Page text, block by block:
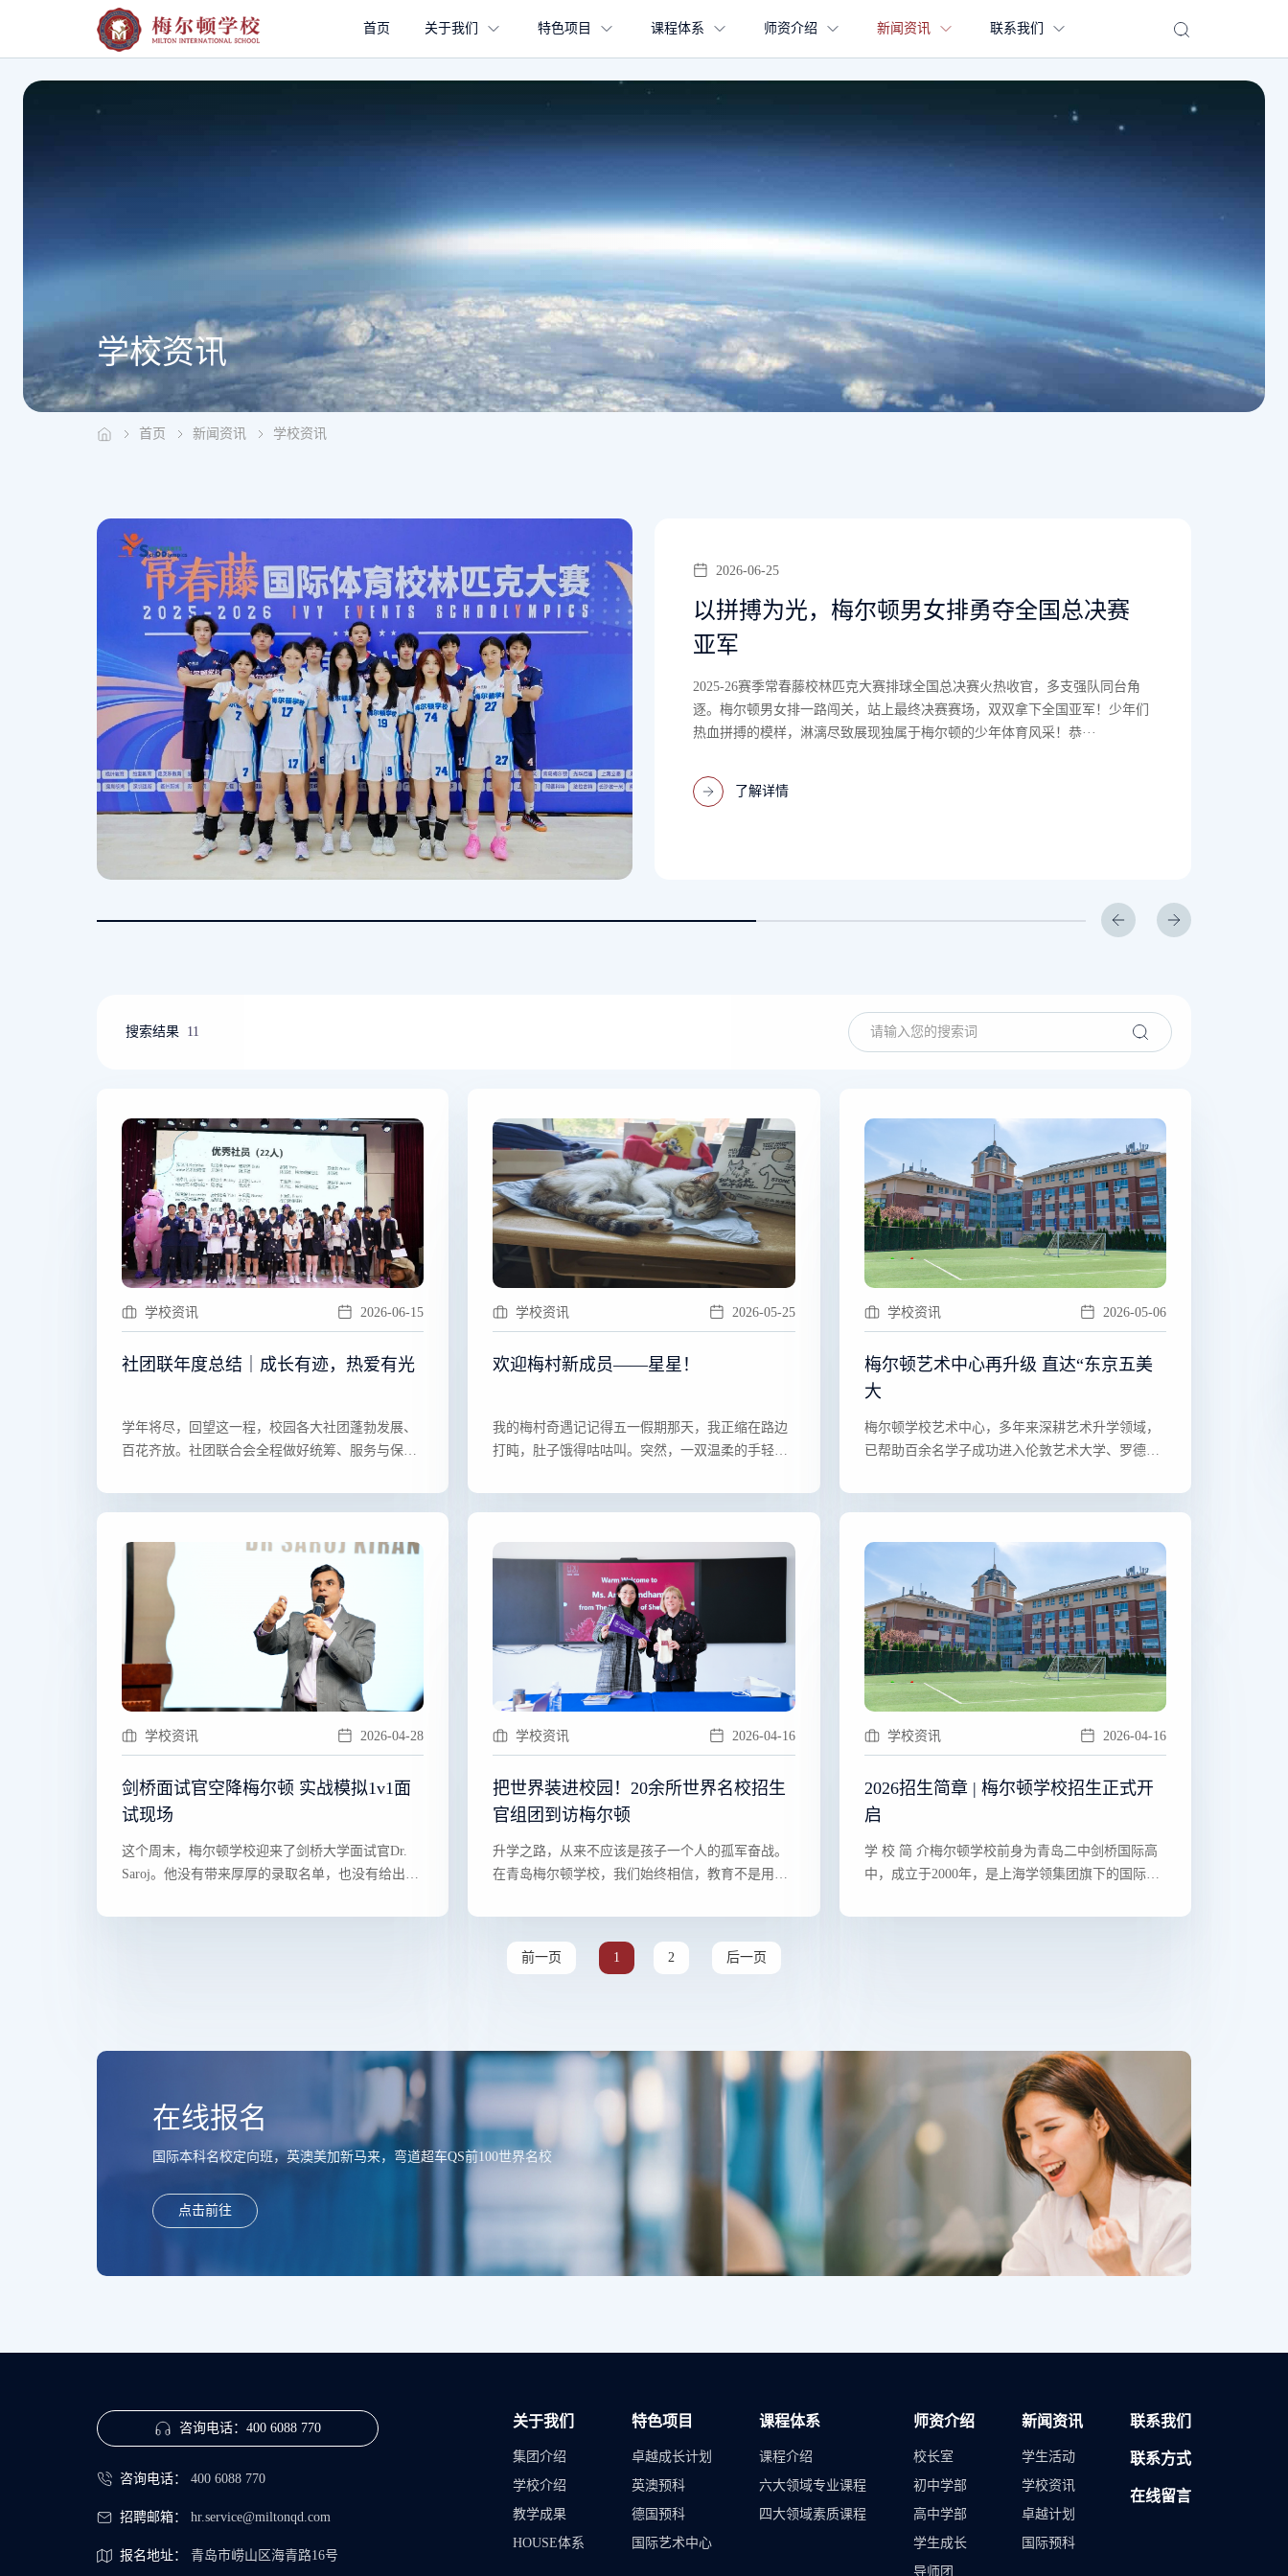
首页 关于我们 特色项目 课程体系 师资介绍 新闻资讯 联系我们
学校资讯
首页 新闻资讯 学校资讯
以拼搏为光，梅尔顿男女排勇夺全国总决赛
亚军
​2025-26赛季常春藤校林匹克大赛排球全国总决赛火热收官，多支强队同台角
逐。梅尔顿男女排一路闯关，站上最终决赛赛场，双双拿下全国亚军！少年们
热血拼搏的模样，淋漓尽致展现独属于梅尔顿的少年体育风采！恭···
了解详情
搜索结果11
学校资讯 2026-06-15
社团联年度总结｜成长有迹，热爱有光
​​学年将尽，回望这一程，校园各大社团蓬勃发展、
百花齐放。社团联合会全程做好统筹、服务与保障
学校资讯 2026-05-25
欢迎梅村新成员——星星！
​​我的梅村奇遇记记得五一假期那天，我正缩在路边
打盹，肚子饿得咕咕叫。突然，一双温柔的手轻轻
学校资讯 2026-05-06
梅尔顿艺术中心再升级 直达“东京五美
大
​​梅尔顿学校艺术中心，多年来深耕艺术升学领域，
已帮助百余名学子成功进入伦敦艺术大学、罗德岛
学校资讯 2026-04-28
剑桥面试官空降梅尔顿 实战模拟1v1面
试现场
​​这个周末，梅尔顿学校迎来了剑桥大学面试官Dr.
Saroj。他没有带来厚厚的录取名单，也没有给出
学校资讯 2026-04-16
把世界装进校园！20余所世界名校招生
官组团到访梅尔顿
​​升学之路，从来不应该是孩子一个人的孤军奋战。
在青岛梅尔顿学校，我们始终相信，教育不是用同
学校资讯 2026-04-16
2026招生简章 | 梅尔顿学校招生正式开
启
​​学 校 简 介梅尔顿学校前身为青岛二中剑桥国际高
中，成立于2000年，是上海学领集团旗下的国际化
前一页 1 2 后一页
在线报名
国际本科名校定向班，英澳美加新马来，弯道超车QS前100世界名校
点击前往
咨询电话： 400 6088 770
咨询电话： 400 6088 770
招聘邮箱： hr.service@miltonqd.com
报名地址： 青岛市崂山区海青路16号
关于我们
集团介绍
学校介绍
教学成果
HOUSE体系
特色项目
卓越成长计划
英澳预科
德国预科
国际艺术中心
课程体系
课程介绍
六大领域专业课程
四大领域素质课程
师资介绍
校长室
初中学部
高中学部
学生成长
导师团
新闻资讯
学生活动
学校资讯
卓越计划
国际预科
联系我们
联系方式
在线留言